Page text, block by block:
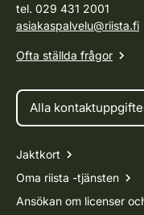
tel. 029 431 2001
asiakaspalvelu@riista.fi
Ofta ställda frågor
Alla
Jaktkort
Oma riista -tjänsten
Ansökan om licenser